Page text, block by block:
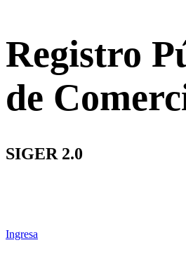
Registro
de
SIGER 2.0
Ingresa